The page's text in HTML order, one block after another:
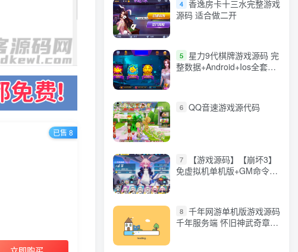
已售 8
4 香逸房卡十三水完整游戏
源码 适合做二开
5
星力9代棋牌游戏源码 完
整数据+Android+Ios全套
6 QQ音速游戏源代码
7
【游戏源码】【崩坏3】
免虚拟机单机版+GM命令
8 千年网游单机版游戏源码
千年服务端 怀旧神武奇章一